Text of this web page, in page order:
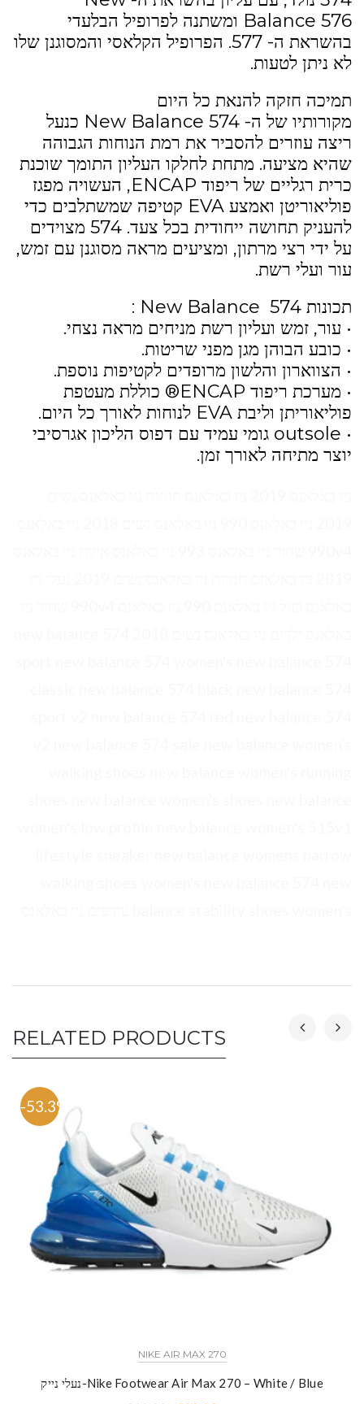
Balance 576 ומשתנה לפרופיל הבלעדי
בהשראת ה- 577. הפרופיל הקלאסי והמסוגנן שלו
לא ניתן לטעות.
תמיכה חזקה להנאת כל היום
מקורותיו של ה- New Balance 574 כנעל
ריצה עוזרים להסביר את רמת הנוחות הגבוהה
שהיא מציעה. מתחת לחלקו העליון התומך שוכנת
כרית רגליים של ריפוד ENCAP, העשויה מפגז
פוליאוריטן ואמצע EVA קטיפה שמשתלבים כדי
להעניק תחושה ייחודית בכל צעד. 574 מצוידים
על ידי רצי מרתון, ומציעים מראה מסוגנן עם זמש,
עור ועלי רשת.
תכונות 574 New Balance :
• עור, זמש ועליון רשת מניחים מראה נצחי.
• כובע הבוהן מגן מפני שריטות.
• הצווארון והלשון מרופדים לקטיפות נוספת.
• מערכת ריפוד ENCAP® כוללת מעטפת
פוליאוריתן וליבת EVA לנוחות לאורך כל היום.
• outsole גומי עמיד עם דפוס הליכון אגרסיבי
יוצר מתיחה לאורך זמן.
RELATED PRODUCTS
-53.3%
NIKE AIR MAX 270
נעלי נייק-Nike Footwear Air Max 270 – White / Blue